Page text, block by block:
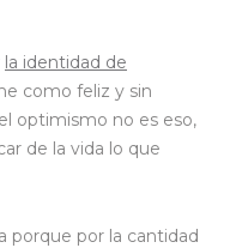
la identidad de
como feliz y sin
optimismo no es eso,
de la vida lo que
porque por la cantidad